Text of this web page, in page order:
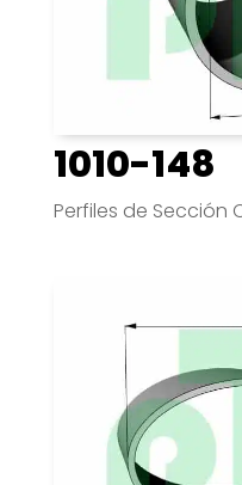
1010-148
Perfiles de Sección